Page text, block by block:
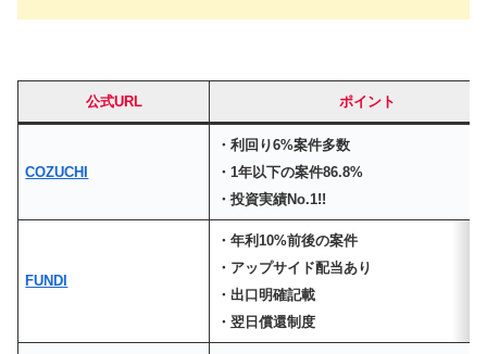
公式URL ポイント
COZUCHI
・利回り6%案件多数
・1年以下の案件86.8%
・投資実績No.1!!
FUNDI
・年利10%前後の案件
・アップサイド配当あり
・出口明確記載
・翌日償還制度